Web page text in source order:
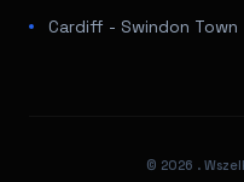
Cardiff - Swindon Town
© 2026 .